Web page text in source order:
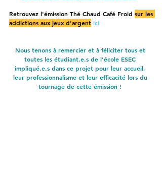
Retrouvez l'émission Thé Chaud Café Froid sur les
addictions aux jeux d'argent ici
Nous tenons à remercier et à féliciter tous et
toutes les étudiant.e.s de l'école ESEC
impliqué.e.s dans ce projet pour leur accueil,
leur professionnalisme et leur efficacité lors du
tournage de cette émission !